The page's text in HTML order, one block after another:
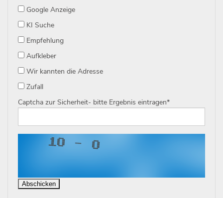
Google Anzeige
KI Suche
Empfehlung
Aufkleber
Wir kannten die Adresse
Zufall
Captcha zur Sicherheit- bitte Ergebnis eintragen*